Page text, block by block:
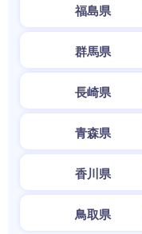
福島県
群馬県
長崎県
青森県
香川県
鳥取県